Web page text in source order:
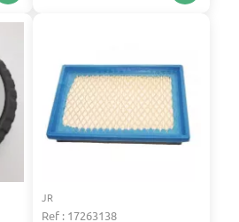
JR
Ref : 17263138